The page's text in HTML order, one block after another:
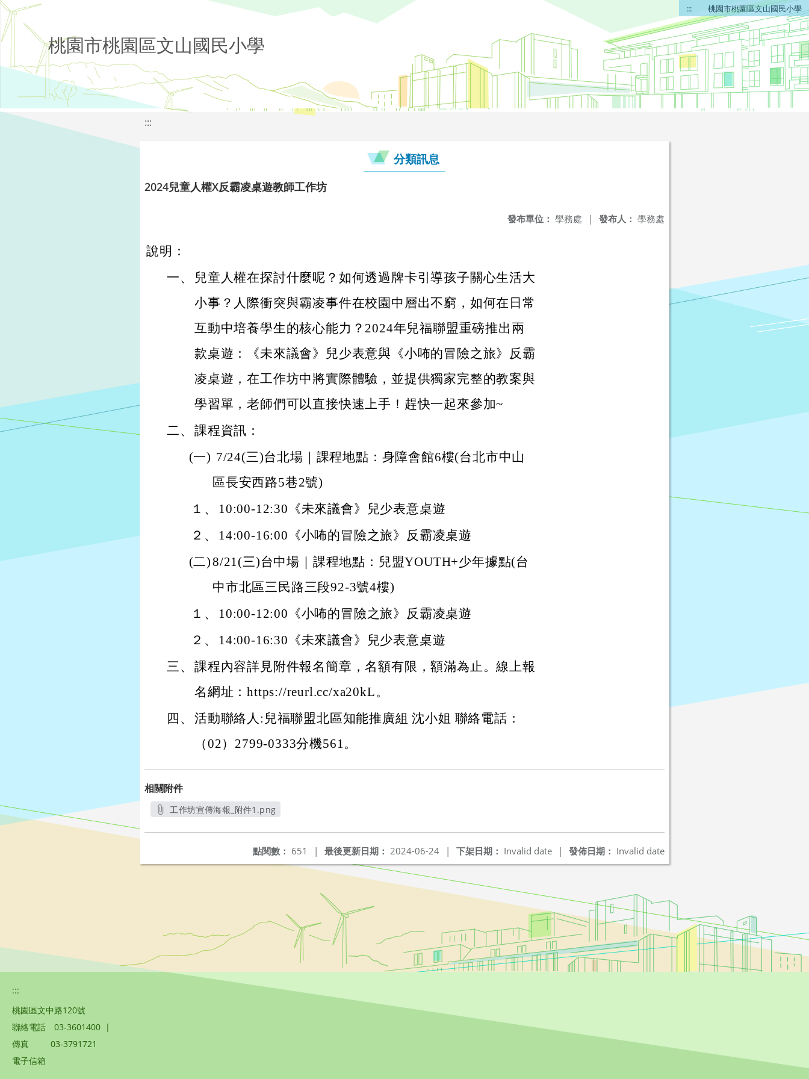
::: 桃園市桃園區文山國民小學
桃園市桃園區文山國民小學
:::
分類訊息
2024兒童人權X反霸凌桌遊教師工作坊
發布人： 學務處
發布單位： 學務處 |
說明：
一、
兒童人權在探討什麼呢？如何透過牌卡引導孩子關心生活大
小事？人際衝突與霸凌事件在校園中層出不窮，如何在日常
互動中培養學生的核心能力？2024年兒福聯盟重磅推出兩
款桌遊：《未來議會》兒少表意與《小咘的冒險之旅》反霸
凌桌遊，在工作坊中將實際體驗，並提供獨家完整的教案與
學習單，老師們可以直接快速上手！趕快一起來參加~
二、 課程資訊：
(一) 7/24(三)台北場｜課程地點：身障會館6樓(台北市中山
區長安西路5巷2號)
１、
10:00-12:30《未來議會》兒少表意桌遊
２、
14:00-16:00《小咘的冒險之旅》反霸凌桌遊
(二)8/21(三)台中場｜課程地點：兒盟YOUTH+少年據點(台
中市北區三民路三段92-3號4樓)
１、
10:00-12:00《小咘的冒險之旅》反霸凌桌遊
２、
14:00-16:30《未來議會》兒少表意桌遊
三、 課程內容詳見附件報名簡章，名額有限，額滿為止。線上報
名網址：https://reurl.cc/xa20kL。
四、 活動聯絡人:兒福聯盟北區知能推廣組 沈小姐 聯絡電話：
（02）2799-0333分機561。
相關附件
工作坊宣傳海報_附件1.png
發佈日期： Invalid date
下架日期： Invalid date |
最後更新日期： 2024-06-24 |
點閱數： 651 |
:::
桃園區文中路120號
聯絡電話
03-3601400 |
傳真
03-3791721
電子信箱